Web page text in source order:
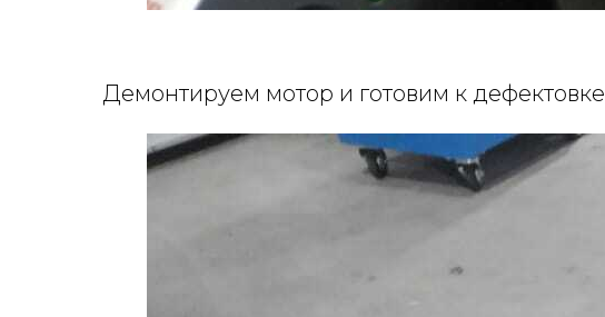
Демонтируем мотор и готовим к дефектовке